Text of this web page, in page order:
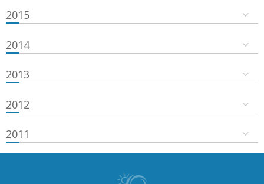
2015
2014
2013
2012
2011